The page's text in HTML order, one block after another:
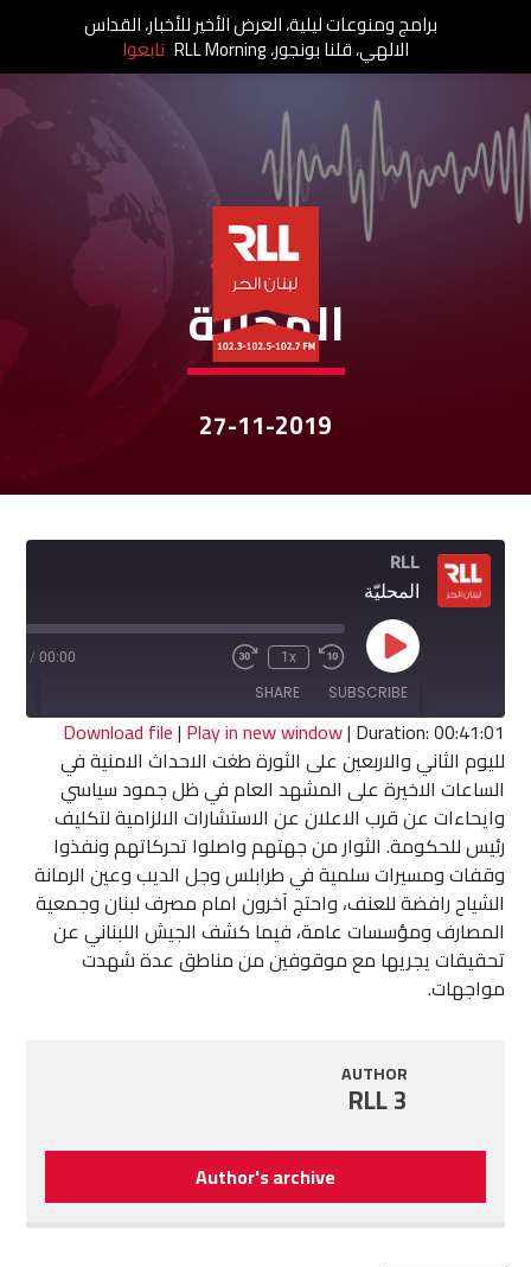
نشرات الأخبار
المحليّة
27-11-2019
RLL
المحليّة
Play
Episode
Rewind
10
Seconds
1x
Fast
seconds
00:00
/
SUBSCRIBE
SHARE
RSS FEED
SHARE
LINK
EMBED
Download file| Play in new window| Duration: 00:41:01
لليوم الثاني والاربعين على الثورة طغت الاحداث الامنية في
الساعات الاخيرة على المشهد العام في ظل جمود سياسي
وايحاءات عن قرب الاعلان عن الاستشارات الالزامية لتكليف
رئيس للحكومة. الثوار من جهتهم واصلوا تحركاتهم ونفذوا
وقفات ومسيرات سلمية في طرابلس وجل الديب وعين الرمانة
الشياح رافضة للعنف، واحتج آخرون امام مصرف لبنان وجمعية
المصارف ومؤسسات عامة، فيما كشف الجيش اللبناني عن
تحقيقات يجريها مع موقوفين من مناطق عدة شهدت
مواجهات.
AUTHOR
RLL 3
Author's archive
برامج ومنوعات ليلية، العرض الأخير للأخبار، القداس
الالهي، قلنا بونجور، RLL Morning تابعوا